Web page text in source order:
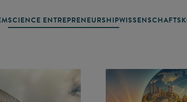
SCIENCE ENTREPRENEURSHIP